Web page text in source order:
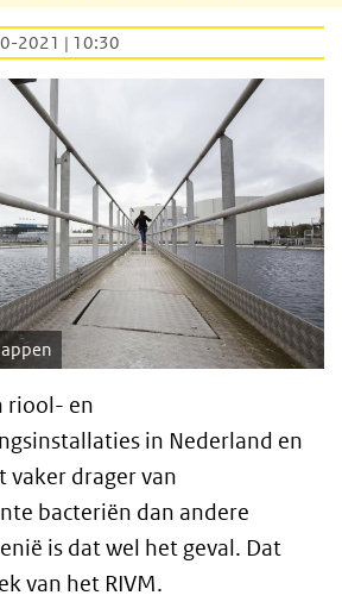
2021 | 10:30
riool- en
in Nederland en
vaker drager van
bacteriën dan andere
is dat wel het geval. Dat
van het RIVM.